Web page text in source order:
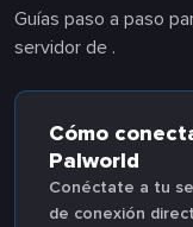
Guías paso a paso
servidor de .
Cómo
Palworld
Conéctate a tu
de conexión